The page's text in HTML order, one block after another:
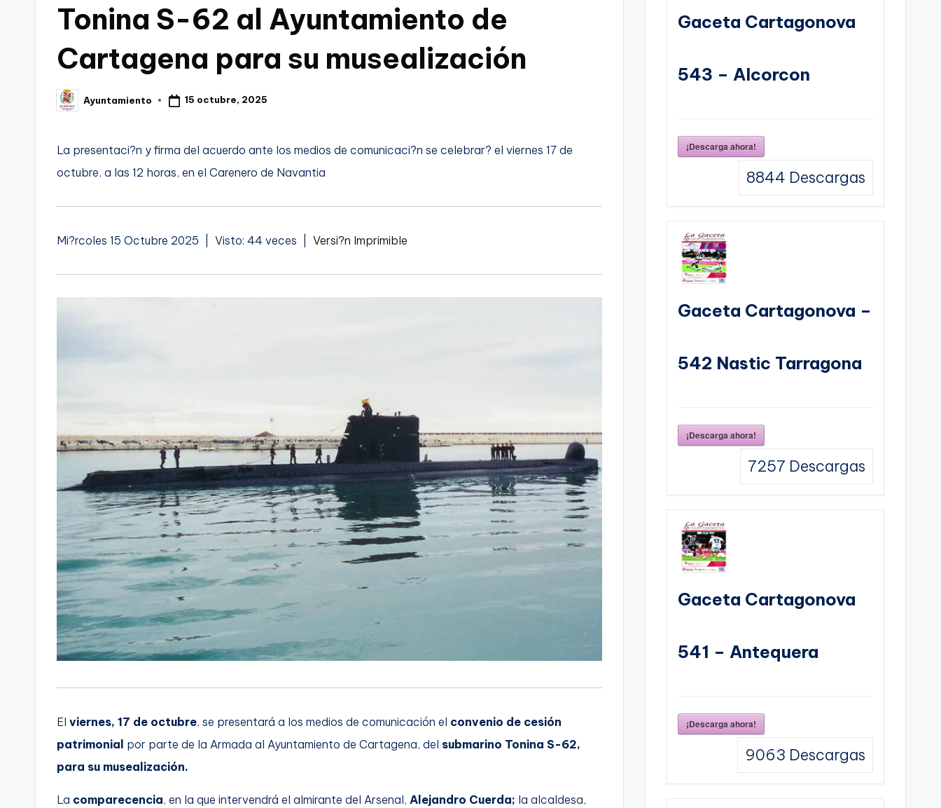
Tonina S-62 al Ayuntamiento de
Cartagena para su musealización
Publicado
por
Ayuntamiento 15 octubre, 2025
La presentaci?n y firma del acuerdo ante los medios de comunicaci?n se celebrar? el viernes 17 de
octubre, a las 12 horas, en el Carenero de Navantia
Mi?rcoles 15 Octubre 2025 | Visto: 44 veces | Versi?n Imprimible
El viernes, 17 de octubre, se presentará a los medios de comunicación el convenio de cesión
patrimonial por parte de la Armada al Ayuntamiento de Cartagena, del submarino Tonina S-62,
para su musealización.
La comparecencia, en la que intervendrá el almirante del Arsenal, Alejandro Cuerda; la alcaldesa,
Gaceta Cartagonova
543 – Alcorcon
¡Descarga ahora!
8844 Descargas
Gaceta Cartagonova –
542 Nastic Tarragona
¡Descarga ahora!
7257 Descargas
Gaceta Cartagonova
541 – Antequera
¡Descarga ahora!
9063 Descargas